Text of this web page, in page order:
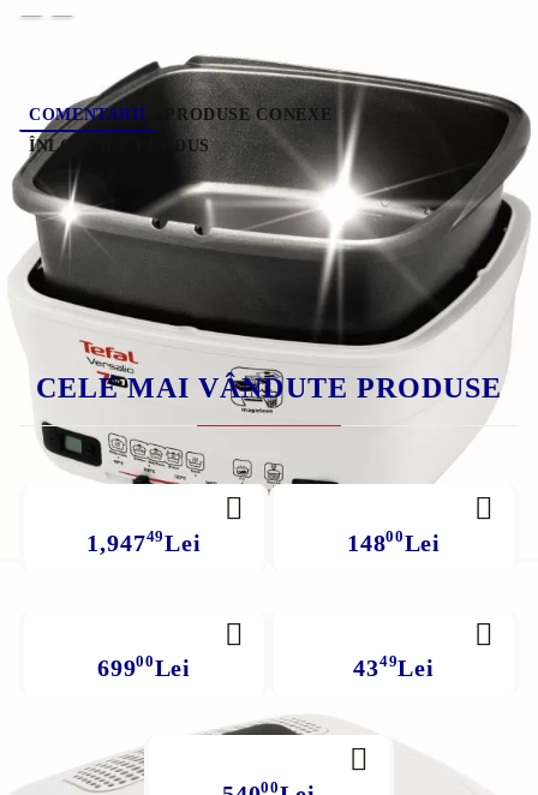
COMENTARII
PRODUSE CONEXE
ÎNLOCUIRE PRODUS
CELE MAI VÂNDUTE PRODUSE
1,94749Lei 14800Lei
69900Lei 4349Lei
00